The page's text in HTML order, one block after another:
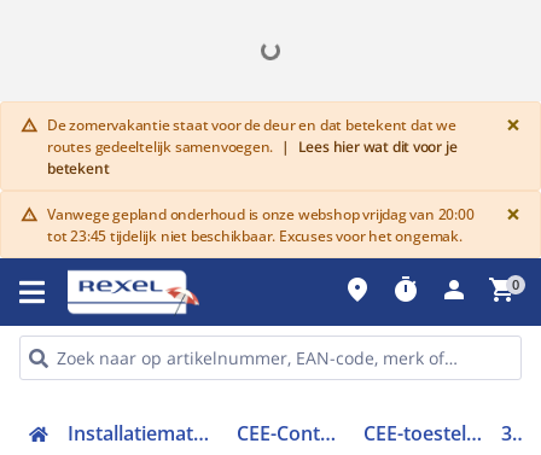
warning De zomervakantie staat voor de deur en dat betekent dat we
routes gedeeltelijk samenvoegen. |
Lees hier wat dit voor je
betekent
×
warning Vanwege gepland onderhoud is onze webshop vrijdag van 20:00
tot 23:45 tijdelijk niet beschikbaar. Excuses voor het ongemak.
×
place timer person shopping_cart0
Installatiemateriaal en buizen CEE-Contactmateriaal CEE-toestelcontactdoos 330